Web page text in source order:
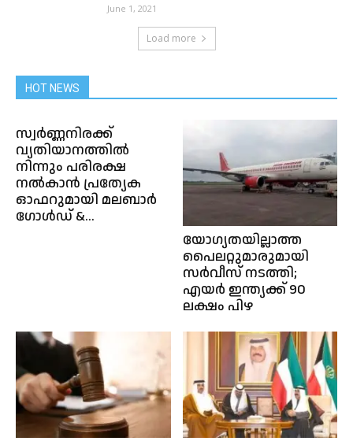
June 1, 2021
Load more
HOT NEWS
സ്വർണ്ണനിരക്ക്
വ്യതിയാനത്തിൽ
നിന്നും പരിരക്ഷ
നൽകാൻ പ്രത്യേക
ഓഫറുമായി മലബാർ
ഗോൾഡ് &...
യോഗ്യതയില്ലാത്ത
പൈലറ്റുമാരുമായി
സർവീസ് നടത്തി;
എയർ ഇന്ത്യക്ക് 90
ലക്ഷം പിഴ